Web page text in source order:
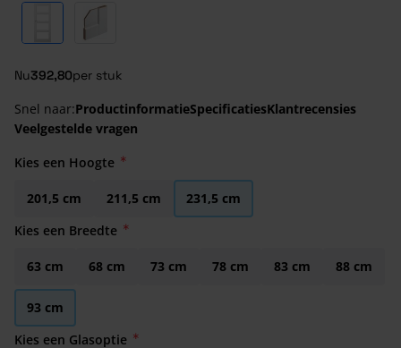
View larger imageView larger image
Nu392,80per stuk
Snel naar:ProductinformatieSpecificatiesKlantrecensies
Veelgestelde vragen
Kies een Hoogte
201,5 cm 211,5 cm
231,5 cm
Kies een Breedte
63 cm 68 cm 73 cm 78 cm 83 cm 88 cm
93 cm
Kies een Glasoptie